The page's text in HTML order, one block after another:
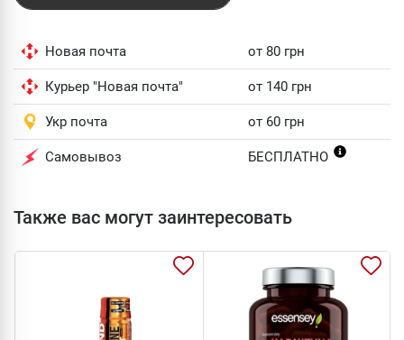
Новая почта от 80 грн
Курьер "Новая почта" от 140 грн
Укр почта от 60 грн
Самовывоз БЕСПЛАТНО
Также вас могут заинтересовать